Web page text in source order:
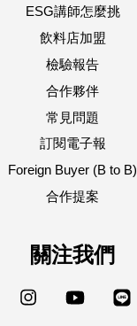
ESG講師怎麼挑
飲料店加盟
檢驗報告
合作夥伴
常見問題
訂閱電子報
Foreign Buyer (B to B)
合作提案
關注我們
Facebook Instagram YouTube